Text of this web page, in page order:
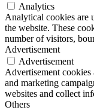
Analytics
Analytical cookies are
the website. These
number of visitors,
Advertisement
Advertisement
Advertisement
and marketing
websites and collect
Others